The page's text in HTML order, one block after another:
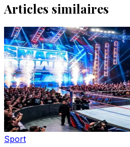
Articles similaires
Sport